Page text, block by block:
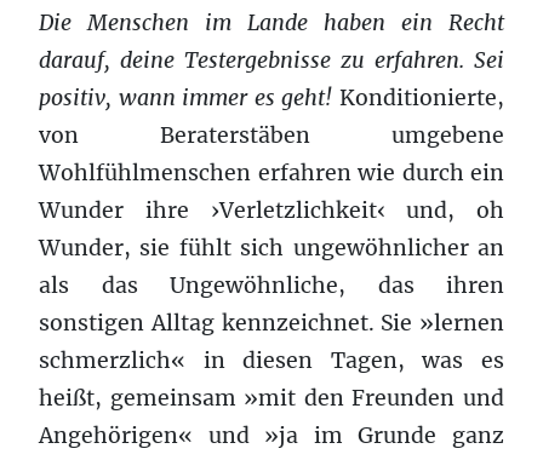
Die Menschen im Lande haben ein Recht
darauf, deine Testergebnisse zu erfahren. Sei
positiv, wann immer es geht! Konditionierte,
von Beraterstäben umgebene
Wohlfühlmenschen erfahren wie durch ein
Wunder ihre ›Verletzlichkeit‹ und, oh
Wunder, sie fühlt sich ungewöhnlicher an
als das Ungewöhnliche, das ihren
sonstigen Alltag kennzeichnet. Sie »lernen
schmerzlich« in diesen Tagen, was es
heißt, gemeinsam »mit den Freunden und
Angehörigen« und »ja im Grunde ganz